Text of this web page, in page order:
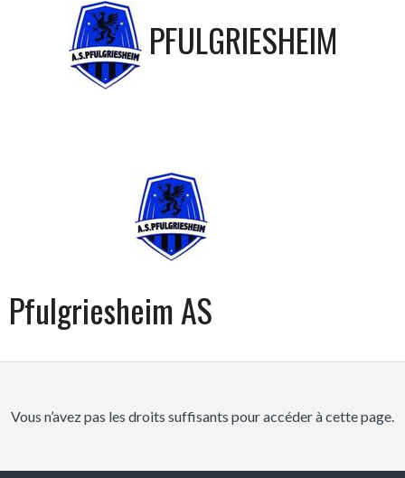
PFULGRIESHEIM
Pfulgriesheim AS
Vous n’avez pas les droits suffisants pour accéder à cette page.